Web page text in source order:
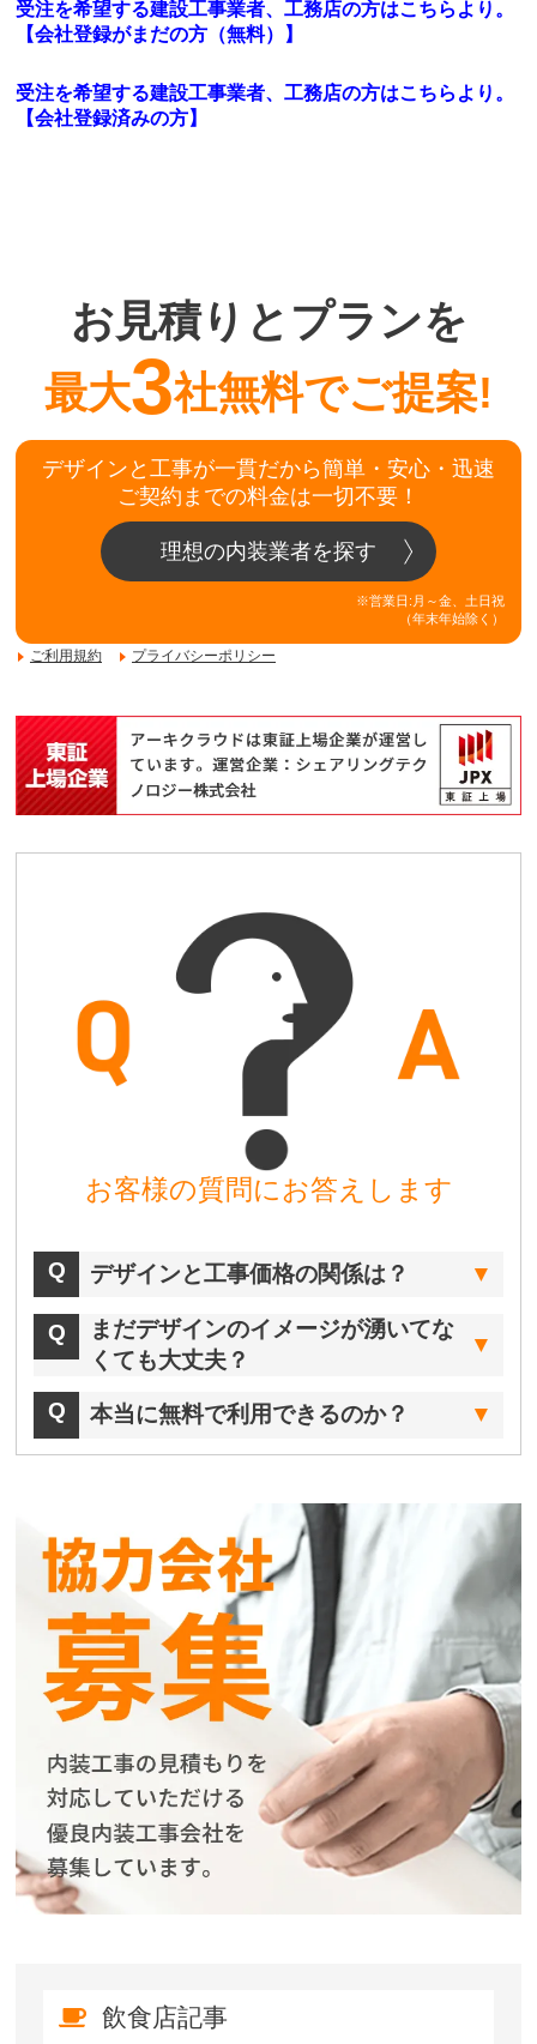
受注を希望する建設工事業者、工務店の方はこちらより。
【会社登録がまだの方（無料）】
受注を希望する建設工事業者、工務店の方はこちらより。
【会社登録済みの方】
お見積りとプランを
最大3社無料でご提案!
デザインと工事が一貫だから簡単・安心・迅速
ご契約までの料金は一切不要！
理想の内装業者を探す
※営業日:月～金、土日祝
（年末年始除く）
ご利用規約 プライバシーポリシー
お客様の質問にお答えします
デザインと工事価格の関係は？
まだデザインのイメージが湧いてな
くても大丈夫？
本当に無料で利用できるのか？
飲食店記事